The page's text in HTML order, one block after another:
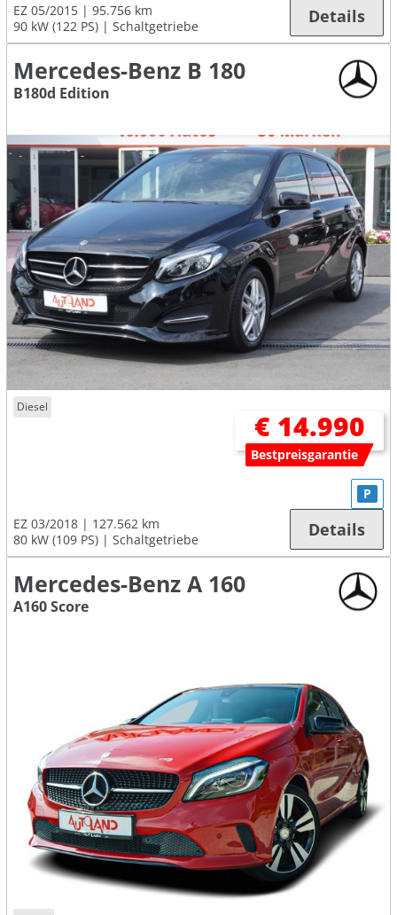
EZ 05/2015
95.756 km
90 kW (122 PS)
Schaltgetriebe Details
Mercedes-Benz B 180
B180d Edition
Diesel
€ 14.990
Bestpreisgarantie
EZ 03/2018
127.562 km
80 kW (109 PS)
Schaltgetriebe
P
Details
Mercedes-Benz A 160
A160 Score